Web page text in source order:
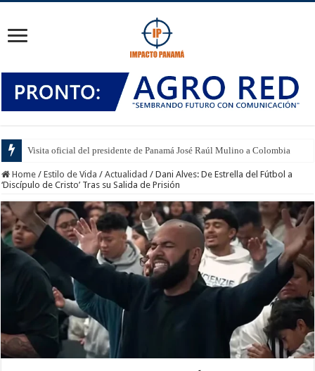
Visita oficial del presidente de Panamá José Raúl Mulino a Colombia
Home / Estilo de Vida / Actualidad / Dani Alves: De Estrella del Fútbol a
‘Discípulo de Cristo’ Tras su Salida de Prisión